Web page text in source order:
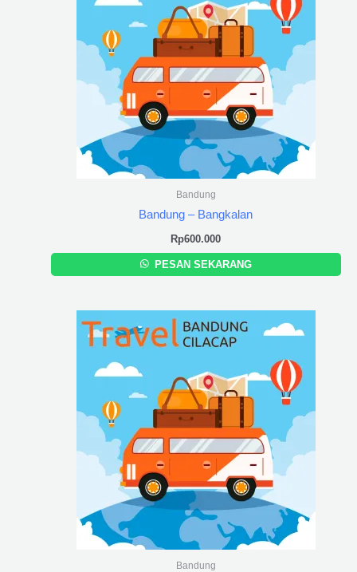
Bandung
Bandung – Bangkalan
Rp600.000
PESAN SEKARANG
Bandung